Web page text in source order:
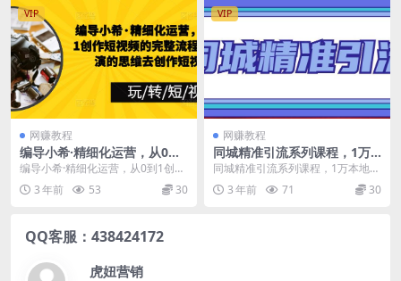
VIP
网赚教程
编导小希·精细化运营，从0到1
创作短视频的完整流程，用导
演的思维去创作短视频
编导小希·精细化运营，从0到1创作
短视频的完整流程，用导演的思维
去创作短视频 课...
3 年前 53 30
VIP
网赚教程
同城精准引流系列课程，1万
本地粉胜过10万全网粉
同城精准引流系列课程，1万本地粉
胜过10万全网粉 课程目录 第一课：
同城精准引流...
3 年前 71 30
QQ客服：438424172
虎妞营销